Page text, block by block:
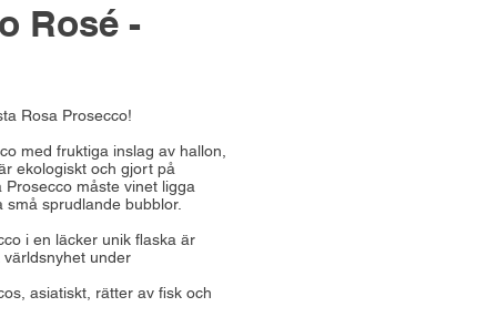
Rosé -
Rosa Prosecco!
med fruktiga inslag av hallon,
ekologiskt och gjort på
måste vinet ligga
sprudlande bubblor.
i en läcker unik flaska är
under
asiatiskt, rätter av fisk och